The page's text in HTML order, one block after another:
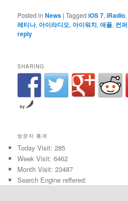
Posted in News |Tagged iOS 7,iRadio,
레티나, 아이라디오, 아이워치,애플, 컨
reply
SHARING
by
방문자 통계
Today Visit: 285
Week Visit: 6462
Month Visit: 23487
Search Engine reffered: